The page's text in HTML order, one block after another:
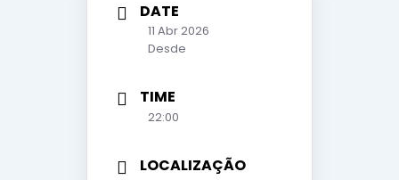
DATE
11 Abr 2026
Desde
TIME
22:00
LOCALIZAÇÃO